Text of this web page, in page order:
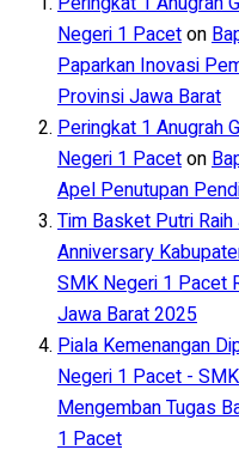
Negeri 1 Paceton
Paparkan Inovasi
Provinsi Jawa Barat
Peringkat 1 Anugrah
Negeri 1 Paceton
Apel Penutupan
Tim Basket Putri
Anniversary
SMK Negeri 1 Pacet
Jawa Barat 2025
Piala Kemenangan
Negeri 1 Pacet -
Mengemban Tugas
1 Pacet